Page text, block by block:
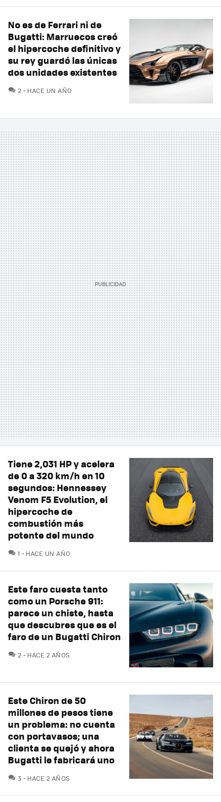
No es de Ferrari ni de
Bugatti: Marruecos creó
el hipercoche definitivo y
su rey guardó las únicas
dos unidades existentes
2 COMENTARIOS
HACE UN AÑO
Tiene 2,031 HP y acelera
de 0 a 320 km/h en 10
segundos: Hennessey
Venom F5 Evolution, el
hipercoche de
combustión más
potente del mundo
1 COMENTARIOS
HACE UN AÑO
Este faro cuesta tanto
como un Porsche 911:
parece un chiste, hasta
que descubres que es el
faro de un Bugatti Chiron
2 COMENTARIOS
HACE 2 AÑOS
Este Chiron de 50
millones de pesos tiene
un problema: no cuenta
con portavasos; una
clienta se quejó y ahora
Bugatti le fabricará uno
3 COMENTARIOS
HACE 2 AÑOS